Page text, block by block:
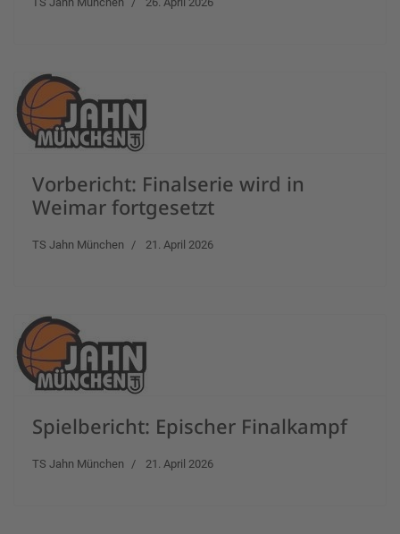
Vorbericht: Finalserie wird in
Weimar fortgesetzt
TS Jahn München 21. April 2026
Spielbericht: Epischer Finalkampf
TS Jahn München 21. April 2026